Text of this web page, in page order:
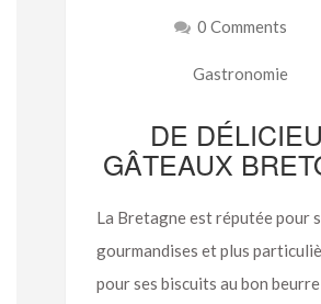
0 Comments
Gastronomie
DE
GÂTEAUX
La Bretagne est réputée pour
gourmandises et plus
pour ses biscuits au bon